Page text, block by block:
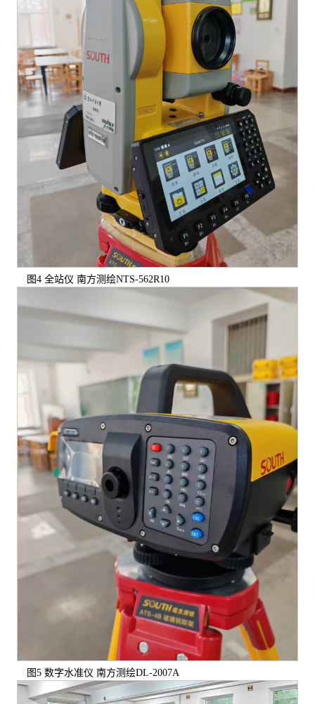
图4 全站仪 南方测绘NTS-562R10
图5 数字水准仪 南方测绘DL-2007A